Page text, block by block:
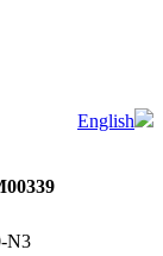
English
N3